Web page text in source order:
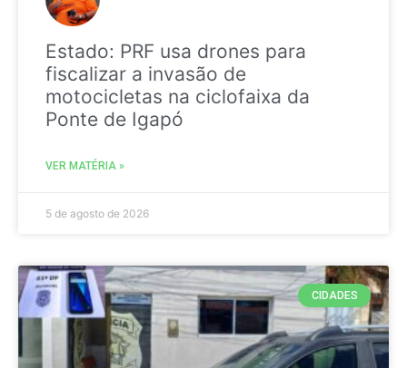
Estado: PRF usa drones para
fiscalizar a invasão de
motocicletas na ciclofaixa da
Ponte de Igapó
VER MATÉRIA »
5 de agosto de 2026
CIDADES